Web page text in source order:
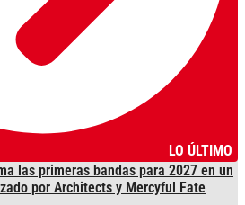
LO ÚLTIMO
las primeras bandas para 2027 en un
por Architects y Mercyful Fate